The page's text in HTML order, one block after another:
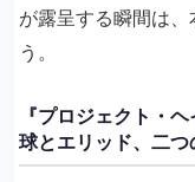
が露呈する瞬間は
う。
『プロジェクト・
球とエリッド、二つ